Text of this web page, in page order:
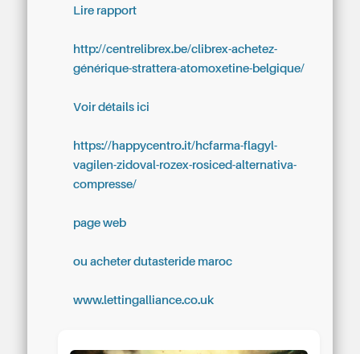
Lire rapport
http://centrelibrex.be/clibrex-achetez-
générique-strattera-atomoxetine-belgique/
Voir détails ici
https://happycentro.it/hcfarma-flagyl-
vagilen-zidoval-rozex-rosiced-alternativa-
compresse/
page web
ou acheter dutasteride maroc
www.lettingalliance.co.uk